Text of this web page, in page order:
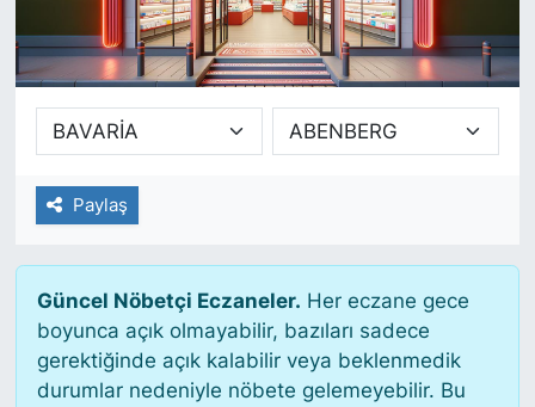
Paylaş
Güncel Nöbetçi Eczaneler. Her eczane gece
boyunca açık olmayabilir, bazıları sadece
gerektiğinde açık kalabilir veya beklenmedik
durumlar nedeniyle nöbete gelemeyebilir. Bu
SİYASET
SAĞLIK